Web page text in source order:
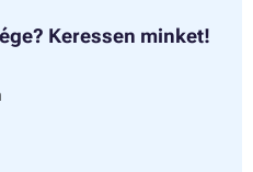
Keressen minket!